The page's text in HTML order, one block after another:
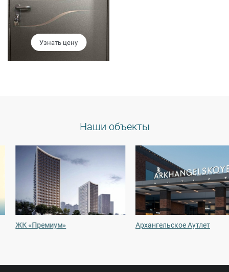
Узнать цену
Наши объекты
ЖК «Премиум» Архангельское Аутлет